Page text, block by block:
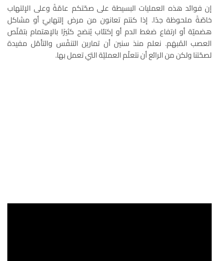
إن فوائد هذه العمليات البسيطة على صحّتكم عامّةً وعلى الإلتهاب
خاصّةً ملحوظة جدًا. إذا كنتم تعانون من مرض إلتهابيّ أو مشاكل
هضميّة أو ارتفاع ضغط الدم أو إكتئاب يُنصَح كثيرًا بالإهتمام بتقلّص
العصب المُبهَم. نعلم منذ سنين أن تمارين التنفّس والتأمّل مفيدة
لصحّتنا ولكن من الرائع أن نتعلّم العمليّة التي تعمل بها.